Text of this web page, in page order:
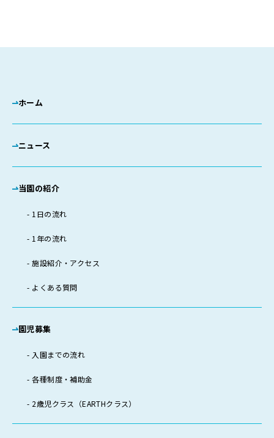
ホーム
ニュース
当園の紹介
1日の流れ
1年の流れ
施設紹介・アクセス
よくある質問
園児募集
入園までの流れ
各種制度・補助金
2歳児クラス（EARTHクラス）